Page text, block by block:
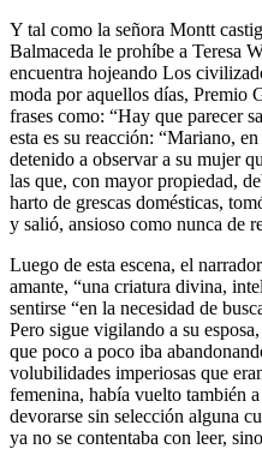
Y tal como la señora Montt
Balmaceda le prohíbe a Teresa
encuentra hojeando Los
moda por aquellos días, Premio
frases como: “Hay que parecer
esta es su reacción: “Mariano,
detenido a observar a su mujer
las que, con mayor propiedad,
harto de grescas domésticas,
y salió, ansioso como nunca de
Luego de esta escena, el
amante, “una criatura divina,
sentirse “en la necesidad de
Pero sigue vigilando a su
que poco a poco iba
volubilidades imperiosas que
femenina, había vuelto también
devorarse sin selección alguna
ya no se contentaba con leer,